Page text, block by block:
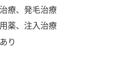
療、発毛治療
薬、注入治療
り